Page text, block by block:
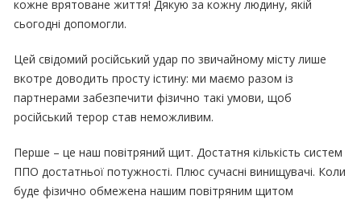
кожне врятоване життя! Дякую за кожну людину, якій
сьогодні допомогли.
Цей свідомий російський удар по звичайному місту лише
вкотре доводить просту істину: ми маємо разом із
партнерами забезпечити фізично такі умови, щоб
російський терор став неможливим.
Перше – це наш повітряний щит. Достатня кількість систем
ППО достатньої потужності. Плюс сучасні винищувачі. Коли
буде фізично обмежена нашим повітряним щитом